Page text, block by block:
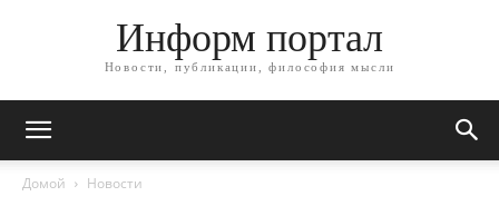
Информ портал
Новости, публикации, философия мысли
Домой Новости